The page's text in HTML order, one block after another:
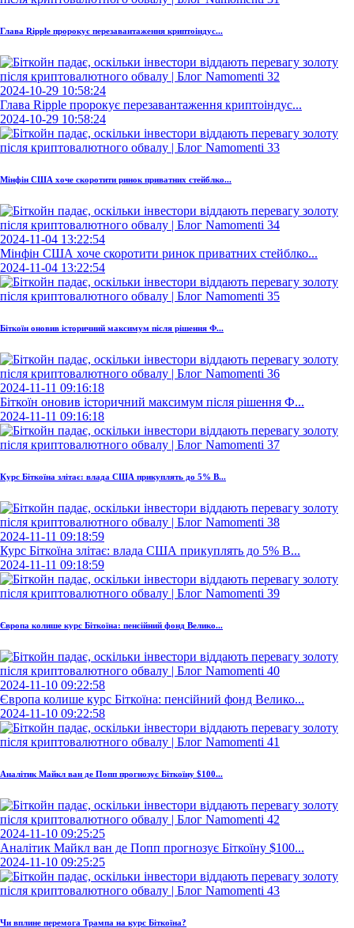
Глава Ripple пророкує перезавантаження криптоіндус...
2024-10-29 10:58:24
Глава Ripple пророкує перезавантаження криптоіндус...
2024-10-29 10:58:24
Мінфін США хоче скоротити ринок приватних стейблко...
2024-11-04 13:22:54
Мінфін США хоче скоротити ринок приватних стейблко...
2024-11-04 13:22:54
Біткоїн оновив історичний максимум після рішення Ф...
2024-11-11 09:16:18
Біткоїн оновив історичний максимум після рішення Ф...
2024-11-11 09:16:18
Курс Біткоїна злітає: влада США прикуплять до 5% B...
2024-11-11 09:18:59
Курс Біткоїна злітає: влада США прикуплять до 5% B...
2024-11-11 09:18:59
Європа колише курс Біткоїна: пенсійний фонд Велико...
2024-11-10 09:22:58
Європа колише курс Біткоїна: пенсійний фонд Велико...
2024-11-10 09:22:58
Аналітик Майкл ван де Попп прогнозує Біткоїну $100...
2024-11-10 09:25:25
Аналітик Майкл ван де Попп прогнозує Біткоїну $100...
2024-11-10 09:25:25
Чи вплине перемога Трампа на курс Біткоїна?